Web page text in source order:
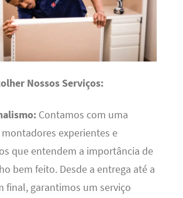
Nossos Serviços:
Contamos com uma
experientes e
que entendem a importância de
bem feito. Desde a entrega até a
final, garantimos um serviço